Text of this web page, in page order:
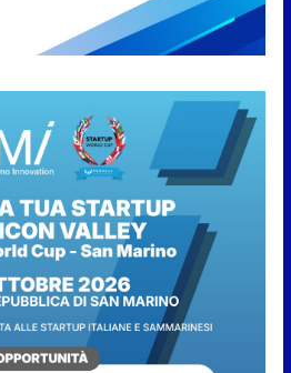
Con la firma e la regia di